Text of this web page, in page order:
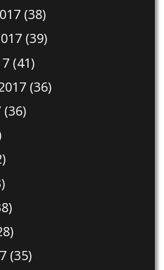
(38)
(39)
(41)
(36)
(36)
(35)